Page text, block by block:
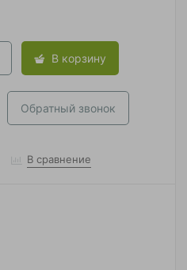
В корзину
Обратный звонок
В сравнение